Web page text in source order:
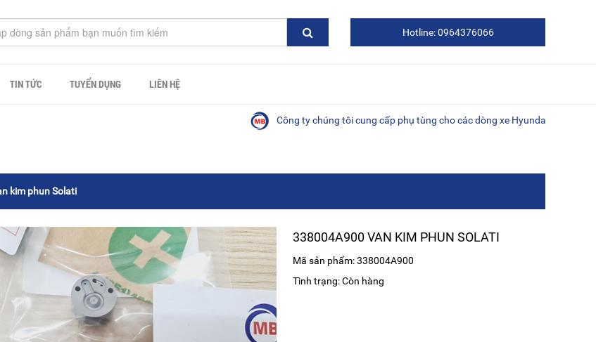
Hotline: 0964376066
TIN TỨC TUYỂN DỤNG LIÊN HỆ
Công ty chúng tôi cung cấp phụ tùng cho các dòng xe Hyundai, Kia, Daewoo,
kim phun Solati
338004A900 VAN KIM PHUN SOLATI
Mã sản phẩm: 338004A900
Tình trạng: Còn hàng